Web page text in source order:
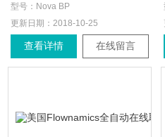
型号： Nova BP
更新日期： 2018-10-25
查看详情 在线留言